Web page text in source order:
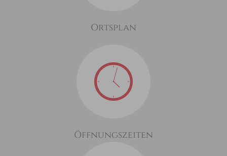
Ortsplan
Öffnungszeiten